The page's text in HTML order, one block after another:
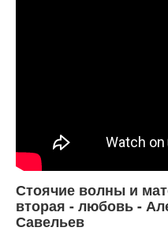
Стоячие волны и
вторая - любовь -
Савельев